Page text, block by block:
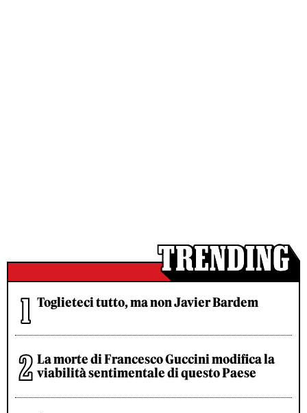
Toglieteci tutto, ma non Javier Bardem
La morte di Francesco Guccini modifica la
viabilità sentimentale di questo Paese